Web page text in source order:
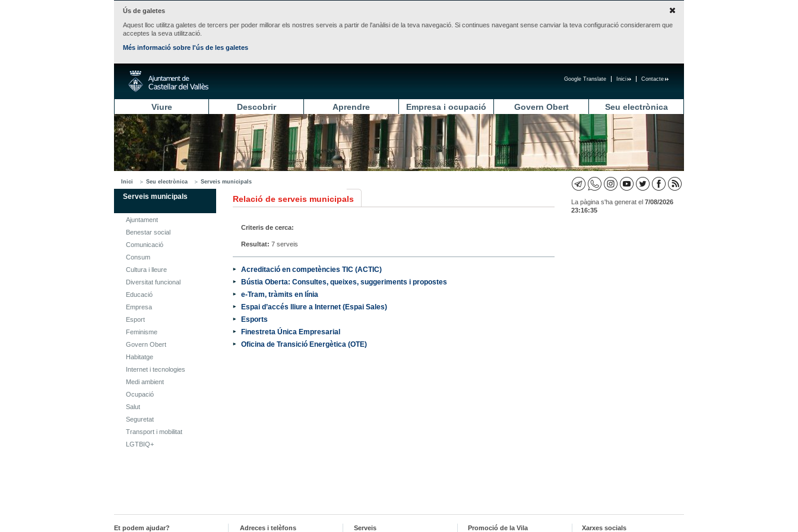
Ús de galetes
Aquest lloc utilitza galetes de tercers per poder millorar els nostres serveis a partir de l'anàlisi de la teva navegació. Si continues navegant sense canviar la teva configuració considerarem que
acceptes la seva utilització.
Més informació sobre l'ús de les galetes
Contacte
Inici
Google Translate
Viure Descobrir Aprendre Empresa i ocupació Govern Obert Seu electrònica
Inici Seu electrònica Serveis municipals
Serveis municipals
Ajuntament
Benestar social
Comunicació
Consum
Cultura i lleure
Diversitat funcional
Educació
Empresa
Esport
Feminisme
Govern Obert
Habitatge
Internet i tecnologies
Medi ambient
Ocupació
Salut
Seguretat
Transport i mobilitat
LGTBIQ+
Relació de serveis municipals La pàgina s'ha generat el 7/08/2026
23:16:35
Criteris de cerca:
Resultat: 7 serveis
Acreditació en competències TIC (ACTIC)
Bústia Oberta: Consultes, queixes, suggeriments i propostes
e-Tram, tràmits en línia
Espai d’accés lliure a Internet (Espai Sales)
Esports
Finestreta Única Empresarial
Oficina de Transició Energètica (OTE)
Et podem ajudar? Adreces i telèfons Serveis Promoció de la Vila Xarxes socials